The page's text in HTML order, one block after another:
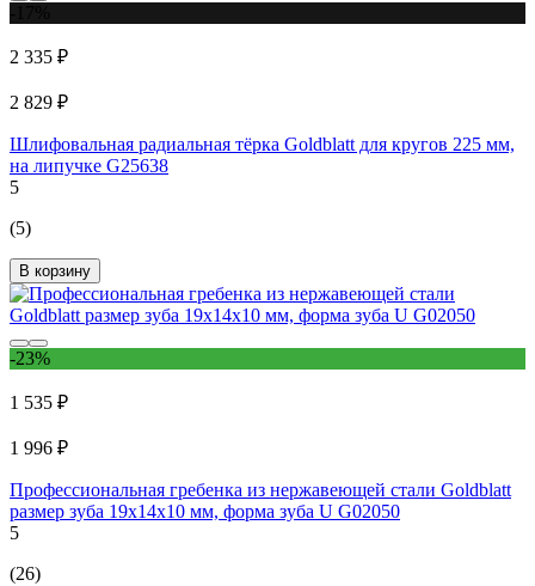
2 335 ₽
2 829 ₽
Шлифовальная радиальная тёрка Goldblatt для кругов 225 мм,
на липучке G25638
5
(5)
В корзину
-23%
1 535 ₽
1 996 ₽
Профессиональная гребенка из нержавеющей стали Goldblatt
размер зуба 19x14x10 мм, форма зуба U G02050
5
(26)